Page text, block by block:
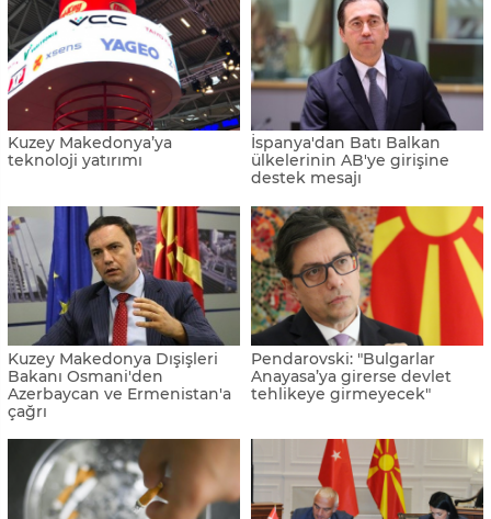
Kuzey Makedonya’ya
teknoloji yatırımı
İspanya'dan Batı Balkan
ülkelerinin AB'ye girişine
destek mesajı
Kuzey Makedonya Dışişleri
Bakanı Osmani'den
Azerbaycan ve Ermenistan'a
çağrı
Pendarovski: "Bulgarlar
Anayasa’ya girerse devlet
tehlikeye girmeyecek"